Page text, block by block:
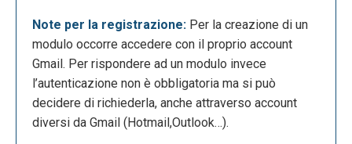
Note per la registrazione: Per la creazione di un
modulo occorre accedere con il proprio account
Gmail. Per rispondere ad un modulo invece
l’autenticazione non è obbligatoria ma si può
decidere di richiederla, anche attraverso account
diversi da Gmail (Hotmail,Outlook…).